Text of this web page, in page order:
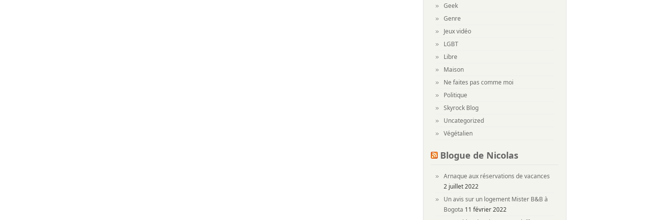
Geek
Genre
Jeux vidéo
LGBT
Libre
Maison
Ne faites pas comme moi
Politique
Skyrock Blog
Uncategorized
Végétalien
Blogue de Nicolas
Arnaque aux réservations de vacances
2 juillet 2022
Un avis sur un logement Mister B&B à
Bogota 11 février 2022